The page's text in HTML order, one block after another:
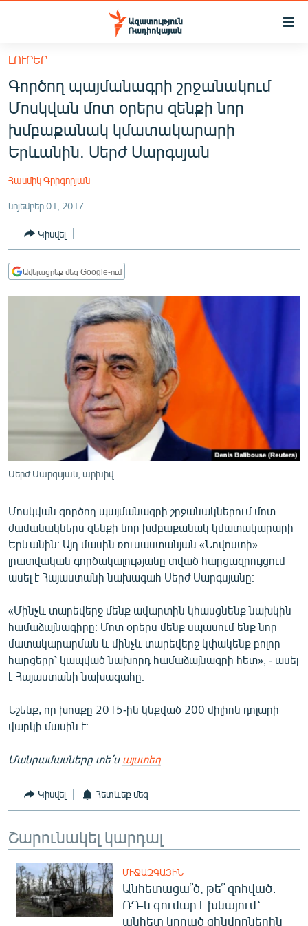
Մատչելիության
հիմնական
բովանդակությանը
Անցնել
հիմնական
մենյուին
Որոնում
ՀԱՅԱՍՏԱՆ
ՔԱՂԱՔԱԿԱՆ
ԸՆՏՐՈՒԹՅՈՒՆՆԵՐ 2026
ՊԱՏԵՐԱԶՄԻ 6 ՇԱԲԱԹՆԵՐԸ
ՏԱՐԱԾԱՇՐՋԱՆ
ՄԻՋԱԶԳԱՅԻՆ
ՄՇԱԿՈՒՅԹ
ՄԵԿՆԱԲԱՆՈՒԹՅՈՒՆ
ՏՏ ԵՒ ԻՆՏԵՐՆԵՏ
ԿՈՐՈՆԱՎԻՐՈՒՍ
ԱՐԽԻՎ
ԲԱՆԱՎԵՃ
ՁԳՏԵԼՈՎ ԼԱՎԱԳՈՒՅՆԻՆ
ՓՈԴՔԱՍԹ
Հայերեն
English
Русский
ԼՈՒՐԵՐ
Գործող պայմանագրի շրջանակում
Մոսկվան մոտ օրերս զենքի նոր
խմբաքանակ կմատակարարի
Երևանին. Սերժ Սարգսյան
Հասմիկ Գրիգորյան
նոյեմբեր 01, 2017
Կիսվել
Ավելացրեք մեզ Google-ում
Սերժ Սարգսյան, արխիվ
Մոսկվան գործող պայմանագրի շրջանակներում մոտ
ժամանակներս զենքի նոր խմբաքանակ կմատակարարի
Երևանին։ Այդ մասին ռուսաստանյան «Նովոստի»
լրատվական գործակալությանը տված հարցազրույցում
ասել է Հայաստանի նախագահ Սերժ Սարգսյանը։
«Մինչև տարեվերջ մենք ավարտին կհասցնենք նախկին
համաձայնագիրը։ Մոտ օրերս մենք սպասում ենք նոր
մատակարարման և մինչև տարեվերջ կփակենք բոլոր
հարցերը՝ կապված նախորդ համաձայնագրի հետ», - ասել
է Հայաստանի նախագահը։
Նշենք, որ խոսքը 2015-ին կնքված 200 միլիոն դոլարի
վարկի մասին է։
Մանրամասները տե՛ս այստեղ
Կիսվել Հետևեք մեզ
Շարունակել կարդալ
ՄԻՋԱԶԳԱՅԻՆ
Անհետացա՞ծ, թե՞ զոհված․
ՌԴ-ն գումար է խնայում՝
անհետ կորած զինվորներին